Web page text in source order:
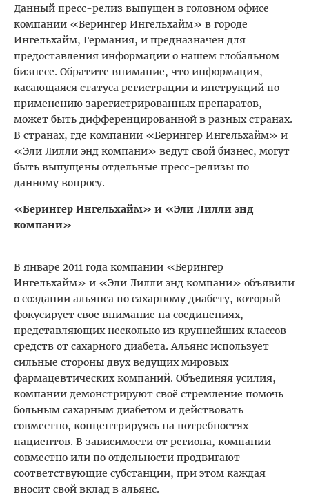
Данный пресс-релиз выпущен в головном офисе
компании «Берингер Ингельхайм» в городе
Ингельхайм, Германия, и предназначен для
предоставления информации о нашем глобальном
бизнесе. Обратите внимание, что информация,
касающаяся статуса регистрации и инструкций по
применению зарегистрированных препаратов,
может быть дифференцированной в разных странах.
В странах, где компании «Берингер Ингельхайм» и
«Эли Лилли энд компани» ведут свой бизнес, могут
быть выпущены отдельные пресс-релизы по
данному вопросу.
«Берингер Ингельхайм» и «Эли Лилли энд
компани»
В январе 2011 года компании «Берингер
Ингельхайм» и «Эли Лилли энд компани» объявили
о создании альянса по сахарному диабету, который
фокусирует свое внимание на соединениях,
представляющих несколько из крупнейших классов
средств от сахарного диабета. Альянс использует
сильные стороны двух ведущих мировых
фармацевтических компаний. Объединяя усилия,
компании демонстрируют своё стремление помочь
больным сахарным диабетом и действовать
совместно, концентрируясь на потребностях
пациентов. В зависимости от региона, компании
совместно или по отдельности продвигают
соответствующие субстанции, при этом каждая
вносит свой вклад в альянс.